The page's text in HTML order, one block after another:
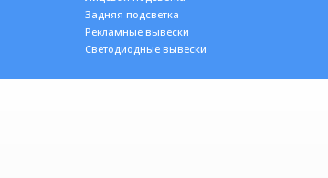
Задняя подсветка
Рекламные вывески
Светодиодные вывески